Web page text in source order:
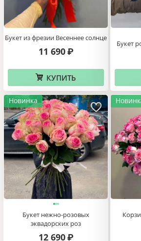
КУПИТЬ
Букет из фрезии Весеннее солнце
11 690 ₽
КУПИТЬ
Букет